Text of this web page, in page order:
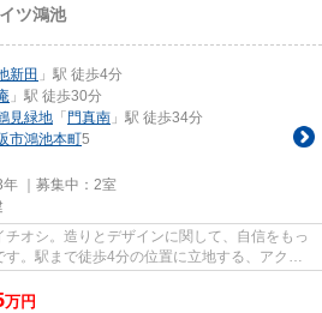
ツ鴻池
新田 」駅 徒歩4分
」駅 徒歩30分
見緑地 「 門真南 」駅 徒歩34分
市鴻池本町5
｜募集中： 2室
チオシ。造りとデザインに関して、自信をもっ
。駅まで徒歩4分の位置に立地する、アクセ
万円